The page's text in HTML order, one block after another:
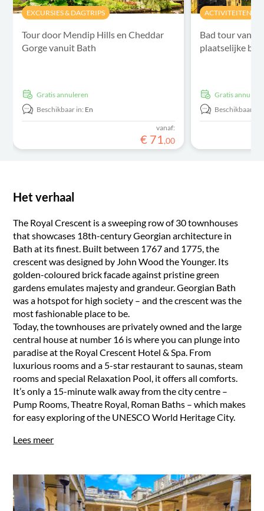
EXCURSIES & DAGTRIPS
Tour door Mendip Hills en Cheddar
Gorge vanuit Bath
Gratis annuleren
Beschikbaar in: En
vanaf:
€ 71,00
ACTIVITEITEN
Bad tour vanaf
plaatselijke
Gratis
Beschikbaar in:
Het verhaal
The Royal Crescent is a sweeping row of 30 townhouses
that showcases 18th-century Georgian architecture in
Bath at its finest. Built between 1767 and 1775, the
crescent was designed by John Wood the Younger. Its
golden-coloured brick facade against pristine green
gardens emulates majesty and grandeur. Georgian Bath
was a hotspot for high society – and the crescent was the
most fashionable place to be.
Today, the townhouses are privately owned and the large
central house at number 16 is where you can plunge into
paradise at the Royal Crescent Hotel & Spa. From
luxurious rooms and a 5-star restaurant to saunas, steam
rooms and special Relaxation Pool, it offers all comforts.
It’s only a 15-minute walk away from the city centre –
Pump Rooms, Theatre Royal, Roman Baths – which makes
for easy exploring of the UNESCO World Heritage City.
Lees meer